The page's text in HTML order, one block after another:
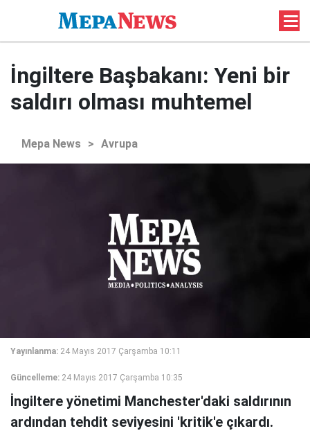
İngiltere Başbakanı: Yeni bir
saldırı olması muhtemel
Mepa News > Avrupa
Yayınlanma: 24 Mayıs 2017 Çarşamba 10:11
Güncelleme: 24 Mayıs 2017 Çarşamba 10:35
İngiltere yönetimi Manchester'daki saldırının
ardından tehdit seviyesini 'kritik'e çıkardı.